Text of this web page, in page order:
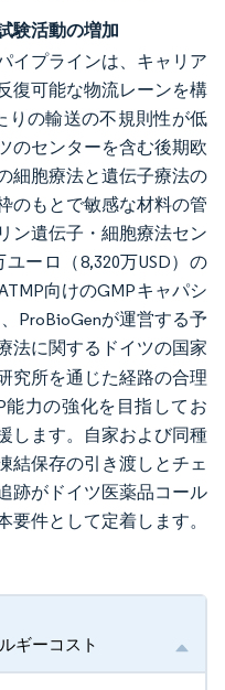
験活動の増加
イプラインは、キャリア
復可能な物流レーンを構
りの輸送の不規則性が低
のセンターを含む後期欧
細胞療法と遺伝子療法の
のもとで敏感な材料の管
ン遺伝子・細胞療法セン
ーロ（8,320万USD）の
向けのGMPキャパシ
ProBioGenが運営する予
法に関するドイツの国家
究所を通じた経路の合理
力の強化を目指してお
します。自家および同種
結保存の引き渡しとチェ
跡がドイツ医薬品コール
要件として定着します。
ギーコスト